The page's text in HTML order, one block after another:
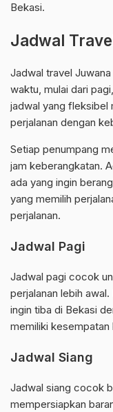
Bekasi.
Jadwal
Jadwal travel
waktu, mulai dari
jadwal yang fleksibel
perjalanan dengan
Setiap penumpang
jam keberangkatan.
ada yang ingin
yang memilih
perjalanan.
Jadwal Pagi
Jadwal pagi cocok
perjalanan lebih
ingin tiba di Bekasi
memiliki
Jadwal Siang
Jadwal siang cocok
mempersiapkan